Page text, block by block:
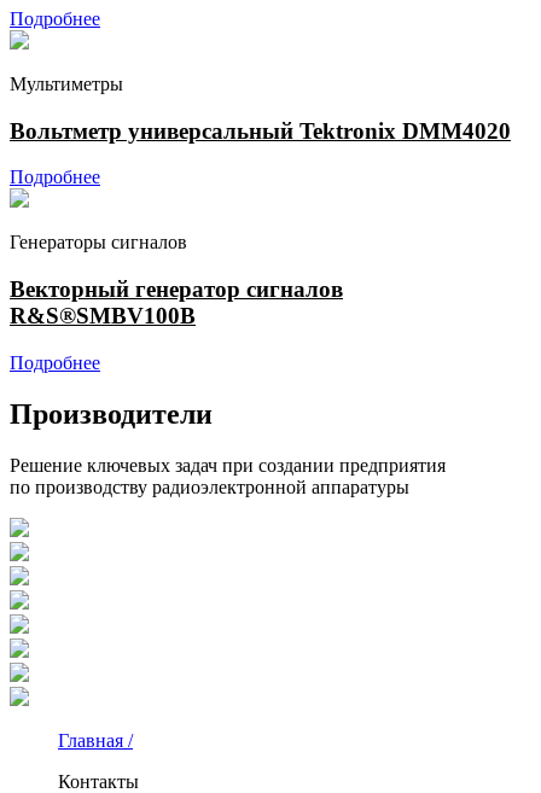
Подробнее
Мультиметры
Вольтметр универсальный Tektronix DMM4020
Подробнее
Генераторы сигналов
Векторный генератор сигналов
R&S®SMBV100B
Подробнее
Производители
Решение ключевых задач при создании предприятия
по производству радиоэлектронной аппаратуры
Главная /
Контакты